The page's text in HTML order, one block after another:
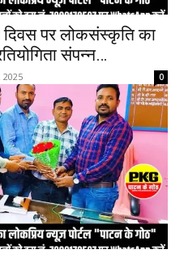
दिवस पर लोकसंस्कृति का
संपन्न…
0